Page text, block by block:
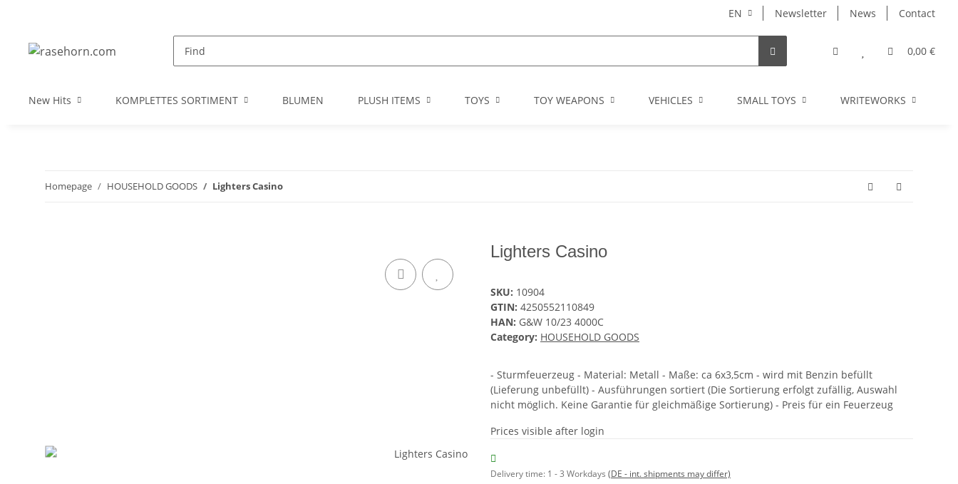
EN Newsletter News Contact
0,00 €
New Hits KOMPLETTES SORTIMENT BLUMEN PLUSH ITEMS TOYS TOY WEAPONS VEHICLES SMALL TOYS WRITEWORKS
Homepage HOUSEHOLD GOODS Lighters Casino
Lighters Casino
SKU: 10904
GTIN: 4250552110849
HAN: G&W 10/23 4000C
Category: HOUSEHOLD GOODS
- Sturmfeuerzeug - Material: Metall - Maße: ca 6x3,5cm - wird mit Benzin befüllt
(Lieferung unbefüllt) - Ausführungen sortiert (Die Sortierung erfolgt zufällig, Auswahl
nicht möglich. Keine Garantie für gleichmäßige Sortierung) - Preis für ein Feuerzeug
Prices visible after login
Delivery time: 1 - 3 Workdays (DE - int. shipments may differ)